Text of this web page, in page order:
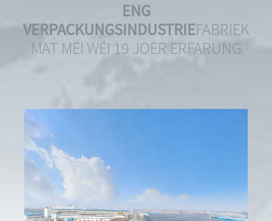
ENG
VERPACKUNGSINDUSTRIEFABRIEK
MAT MÉI WÉI 19 JOER ERFARUNG